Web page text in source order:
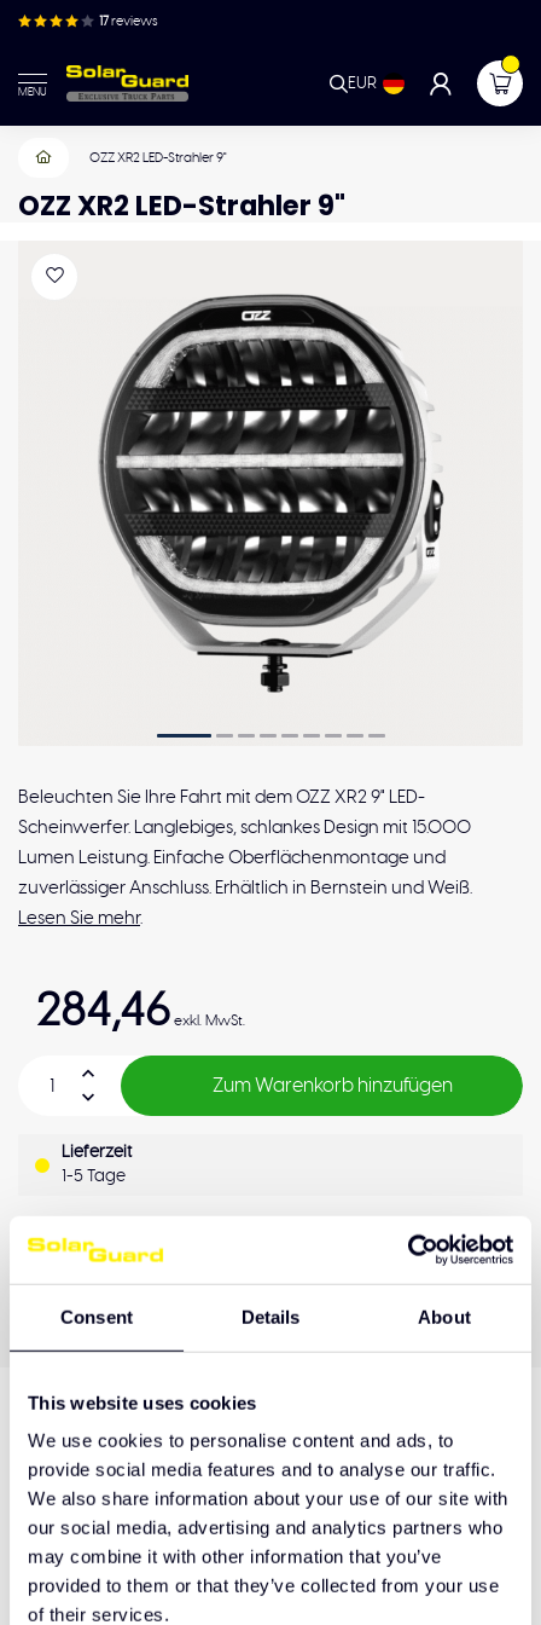
Consent Details About
This website uses cookies
We use cookies to personalise content and ads, to
provide social media features and to analyse our traffic.
We also share information about your use of our site with
our social media, advertising and analytics partners who
may combine it with other information that you’ve
provided to them or that they’ve collected from your use
of their services.
17reviews
MENU
EUR
OZZ XR2 LED-Strahler 9"
OZZ XR2 LED-Strahler 9"
Beleuchten Sie Ihre Fahrt mit dem OZZ XR2 9" LED-
Scheinwerfer. Langlebiges, schlankes Design mit 15.000
Lumen Leistung. Einfache Oberflächenmontage und
zuverlässiger Anschluss. Erhältlich in Bernstein und Weiß.
Lesen Sie mehr.
284,46 exkl. MwSt.
Zum Warenkorb hinzufügen
Lieferzeit
1-5 Tage
OEM-Qualität
Zahlung nachträglich
Qualitätsgarantie
Produktbeschreibung
Hulp nodig bij het maken van de juiste keuze
of het product afhalen?
Neem contact op